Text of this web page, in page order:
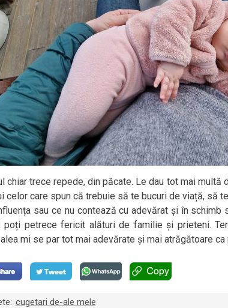
chiar trece repede, din păcate. Le dau tot mai multă
celor care spun că trebuie să te bucuri de viață, să
sau ce nu contează cu adevărat și în schimb
poți petrece fericit alături de familie și prieteni.
mi se par tot mai adevărate și mai atrăgătoare
cugetari de-ale mele